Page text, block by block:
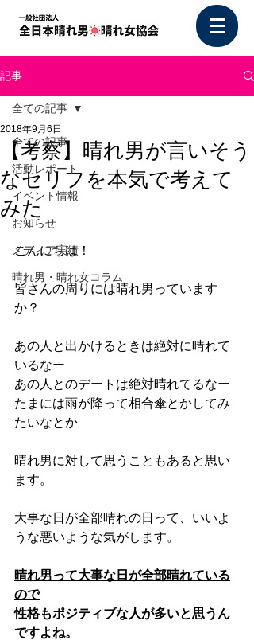
記事
全ての記事
活動レポート
イベント情報
お知らせ
メディア実績
晴れ男・晴れ女コラム
全ての記事
【考察】晴れ男が言いそう
なセリフを本気で考えて
みた
2018年9月6日
こんにちは！
皆さんの周りには晴れ男っています
か？
あの人と出かけるときは絶対に晴れて
いるなー
あの人とのデートは絶対晴れてるなー
たまには雨が降って相合傘とかしてみ
たいなとか
晴れ男に対して思うこともあると思い
ます。
大事な日が全部晴れの日って、いいよ
うな悪いような気がします。
晴れ男って大事な日が全部晴れている
ので
性格もポジティブな人が多いと思うん
ですよね。